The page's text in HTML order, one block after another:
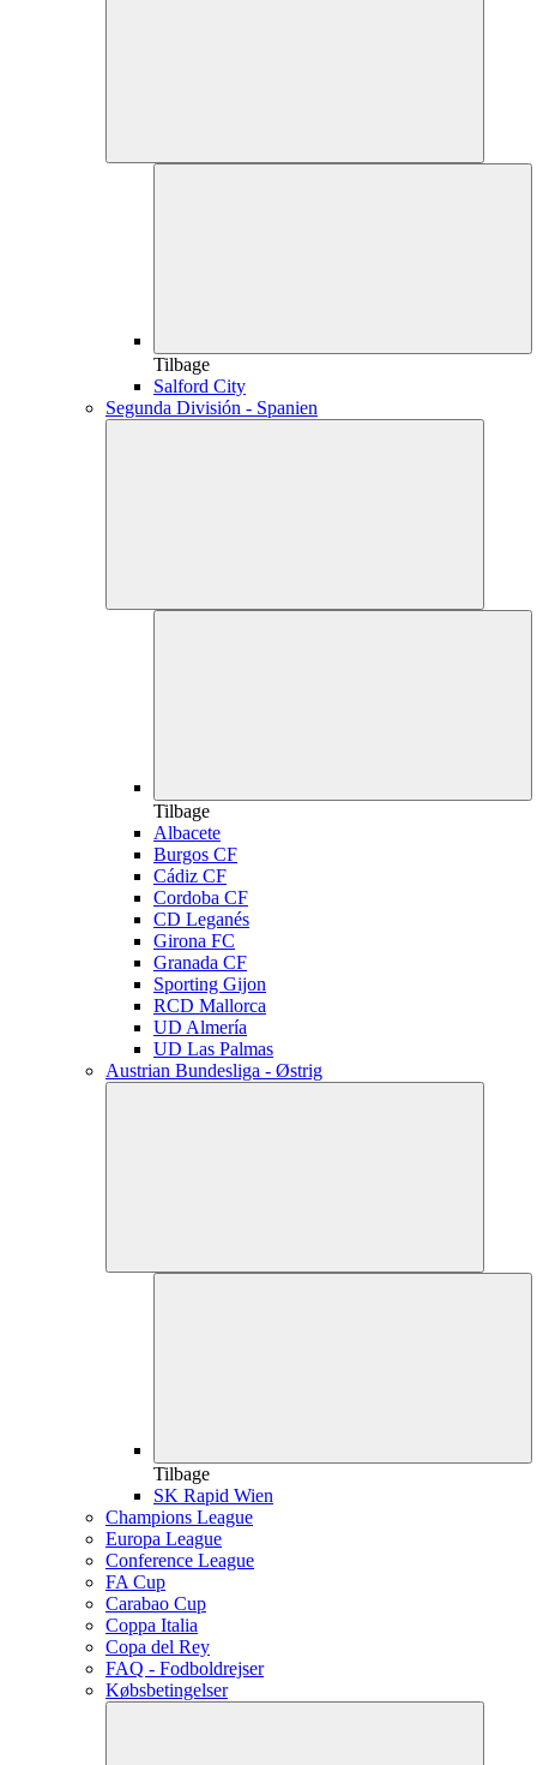
Tilbage
Salford City
Segunda División - Spanien
Tilbage
Albacete
Burgos CF
Cádiz CF
Cordoba CF
CD Leganés
Girona FC
Granada CF
Sporting Gijon
RCD Mallorca
UD Almería
UD Las Palmas
Austrian Bundesliga - Østrig
Tilbage
SK Rapid Wien
Champions League
Europa League
Conference League
FA Cup
Carabao Cup
Coppa Italia
Copa del Rey
FAQ - Fodboldrejser
Købsbetingelser